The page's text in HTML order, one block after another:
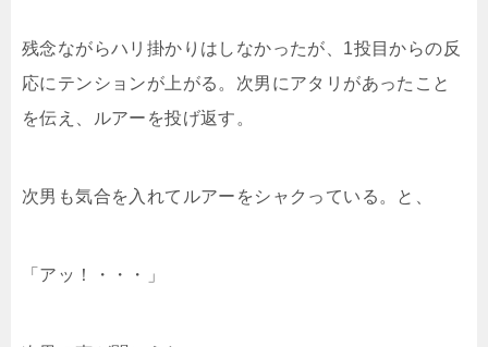
残念ながらハリ掛かりはしなかったが、1投目からの反
応にテンションが上がる。次男にアタリがあったこと
を伝え、ルアーを投げ返す。
次男も気合を入れてルアーをシャクっている。と、
「アッ！・・・」